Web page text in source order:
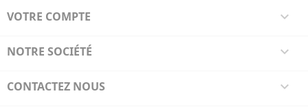
VOTRE COMPTE 
NOTRE SOCIÉTÉ 
CONTACTEZ NOUS 